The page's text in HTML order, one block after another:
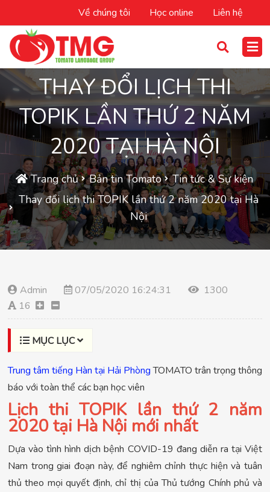
Về chúng tôi Học online Liên hệ
THAY ĐỔI LỊCH THI
TOPIK LẦN THỨ 2 NĂM
2020 TẠI HÀ NỘI
Trang chủ Bản tin Tomato
Tin tức & Sự kiện
Thay đổi lịch thi TOPIK lần thứ 2 năm 2020 tại Hà
Nội
Admin 07/05/2020 16:24:31
1300
16
MỤC LỤC
Trung tâm tiếng Hàn tại Hải PhòngTOMATO trân trọng thông
báo với toàn thể các bạn học viên
Lịch thi TOPIK lần thứ 2 năm
2020 tại Hà Nội mới nhất
Dựa vào tình hình dịch bệnh COVID-19 đang diễn ra tại Việt
Nam trong giai đoạn này, để nghiêm chỉnh thực hiện và tuân
thủ theo mọi quyết định, chỉ thị của Thủ tướng Chính phủ và